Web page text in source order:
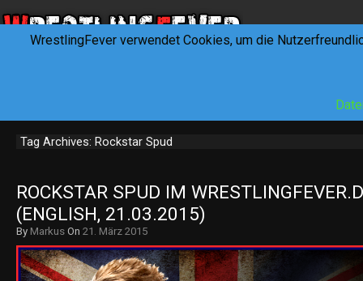
Tag Archives: Rockstar Spud
ROCKSTAR SPUD IM
(ENGLISH, 21.03.2015)
By Markus On 21. März 2015
WrestlingFever verwendet Cookies, um die